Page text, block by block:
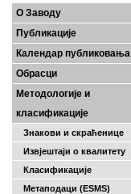
О Заводу
Публикације
Календар публиковања
Обрасци
Методологије и
класификације
Знакови и скраћенице
Извјештаји о квалитету
Класификације
Метаподаци (ESMS)